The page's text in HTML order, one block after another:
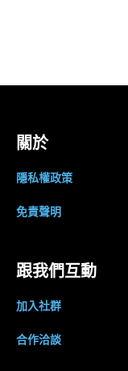
關於
隱私權政策
免責聲明
跟我們互動
加入社群
合作洽談